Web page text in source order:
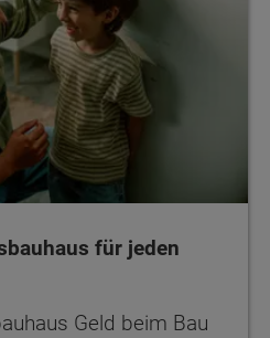
für jeden
Geld beim Bau